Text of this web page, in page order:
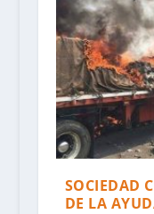
SOCIEDAD
DE LA